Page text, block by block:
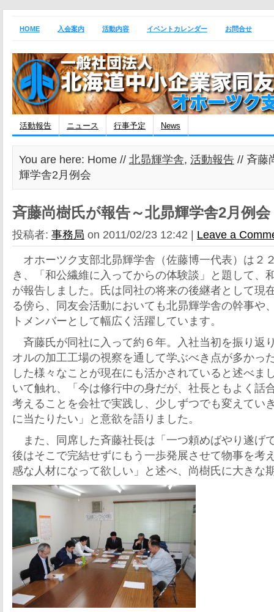
HOME 入会案内 活動内容 イベントカレンダー お問合せ
活動報告 ニュース 行事予定 News
You are here: Home // 北昴輝学舎, 活動報告 // 斉藤
輝学舎2月例会
斉藤尚樹氏が報告～北昴輝学舎2月例会
投稿者: 事務局 on 2011/02/23 12:42 | Leave a
オホーツク支部北昴輝学舎（佐藤博一代表）は２
き、「和公繊維に入ってからの体験談」と題して、
が報告しました。氏は同社の将来の後継者として現
る傍ら、同友会活動においても北昴輝学舎の幹事や
トメンバーとして幅広く活躍しています。
斉藤氏が同社に入って約６年。入社当初を振り返
オルの加工工場の視察を通して学ぶべき点が多かっ
した様々なことが現在にも活かされていると述べま
いて触れ、「今は修行中の身だが、社長ともよく話
考えることを会社で実践し、少しずつでも変えてい
に当たりたい」と意欲を語りました。
また、同席した斉藤社長は「一つ頼めばやり遂げ
後はそこで完結せずにもう一歩発展させて物事を考
感な人材になって欲しい」と述べ、尚樹氏に大きな